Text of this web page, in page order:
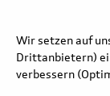
Torsen-
Mit dem Debüt
Wir setzen auf
Drittanbietern)
verbessern